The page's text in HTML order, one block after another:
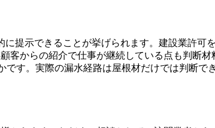
提示できることが挙げられます。建設業許可
客からの紹介で仕事が継続している点も判断材
す。実際の漏水経路は屋根材だけでは判断で